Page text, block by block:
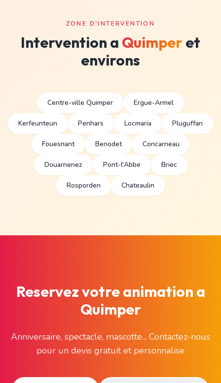
ZONE D'INTERVENTION
Intervention a Quimperet
environs
Centre-ville Quimper Ergue-Armel
Kerfeunteun Penhars Locmaria Pluguffan
Fouesnant Benodet Concarneau
Douarnenez Pont-l'Abbe Briec
Rosporden Chateaulin
Reservez votre animation a
Quimper
Anniversaire, spectacle, mascotte... Contactez-nous
pour un devis gratuit et personnalise